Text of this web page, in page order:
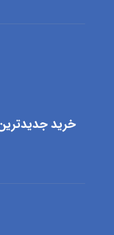
خرید